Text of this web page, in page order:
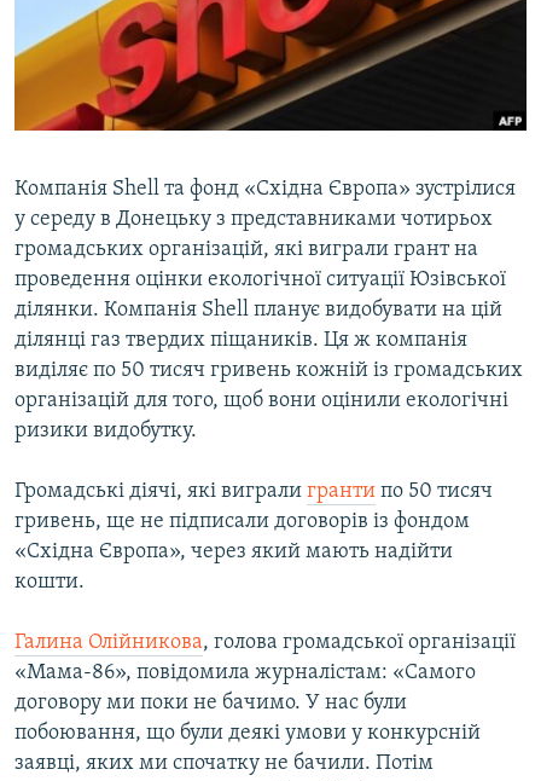
ДЕПОРТАЦІЯ
ВІДЕОУРОКИ «ELIFBE»
СВІДЧЕННЯ ОКУПАЦІЇ
ЯК ОБІЙТИ БЛОКУВАННЯ
Русский
Qırımtatar
Усі сайти RFE/RL
Компанія Shell та фонд «Східна Європа» зустрілися
у середу в Донецьку з представниками чотирьох
громадських організацій, які виграли грант на
проведення оцінки екологічної ситуації Юзівської
ділянки. Компанія Shell планує видобувати на цій
ділянці газ твердих піщаників. Ця ж компанія
виділяє по 50 тисяч гривень кожній із громадських
організацій для того, щоб вони оцінили екологічні
ризики видобутку.
Громадські діячі, які виграли гранти по 50 тисяч
гривень, ще не підписали договорів із фондом
«Східна Європа», через який мають надійти
кошти.
Галина Олійникова, голова громадської організації
«Мама-86», повідомила журналістам: «Самого
договору ми поки не бачимо. У нас були
побоювання, що були деякі умови у конкурсній
заявці, яких ми спочатку не бачили. Потім